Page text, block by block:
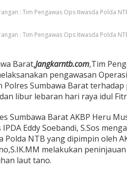
Pelabuhan
: Tim Pengawas Ops Itwasda Polda
: Tim Pengawas Ops Itwasda Polda
Barat,Jangkarntb.com,Tim
pengawasan
Polres Sumbawa Barat
libur lebaran hari raya idul
Sumbawa Barat AKBP Heru
IPDA Eddy Soebandi, S.Sos
Polda NTB yang dipimpin oleh
melakukan
laut tano.